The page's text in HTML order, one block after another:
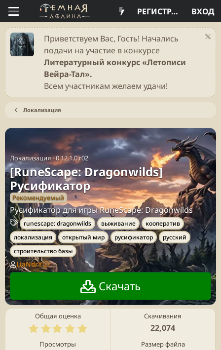
ВХОД
РЕГИСТРАЦИЯ
Приветствуем Вас, Гость! Начались
подачи на участие в конкурсе
Литературный конкурс «Летописи
Вейра-Тал».
Всем участникам желаем удачи!
Локализация
Локализация·0.12.1.0.r02
[RuneScape: Dragonwilds]
Русификатор
Рекомендуемый
Русификатор для игры RuneScape: Dragonwilds
Т
е
г
и
runescape: dragonwilds выживание
кооператив
локализация
открытый мир русификатор
русский
строительство базы
LiaNdrY
Скачать
Общая оценка Скачивания
22,074
Просмотры Размер файла